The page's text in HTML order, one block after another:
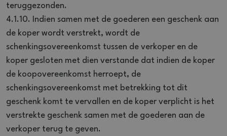
teruggezonden.
4.1.10. Indien samen met de goederen een geschenk aan
de koper wordt verstrekt, wordt de
schenkingsovereenkomst tussen de verkoper en de
koper gesloten met dien verstande dat indien de koper
de koopovereenkomst herroept, de
schenkingsovereenkomst met betrekking tot dit
geschenk komt te vervallen en de koper verplicht is het
verstrekte geschenk samen met de goederen aan de
verkoper terug te geven.